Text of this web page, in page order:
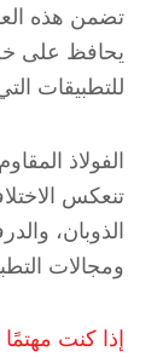
يحافظ على
للتطبيقات
تنعكس
الذوبان،
ومجالات
إذا كنت مهتمًا